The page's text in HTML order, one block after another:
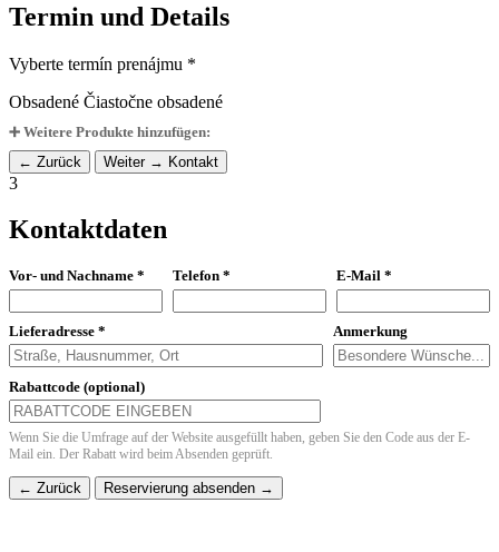
Termin und Details
Vyberte termín prenájmu *
Obsadené Čiastočne obsadené
➕ Weitere Produkte hinzufügen:
← Zurück
Weiter → Kontakt
3
Kontaktdaten
Vor- und Nachname * Telefon * E-Mail *
Lieferadresse * Anmerkung
Rabattcode (optional)
Wenn Sie die Umfrage auf der Website ausgefüllt haben, geben Sie den Code aus der E-
Mail ein. Der Rabatt wird beim Absenden geprüft.
← Zurück Reservierung absenden →